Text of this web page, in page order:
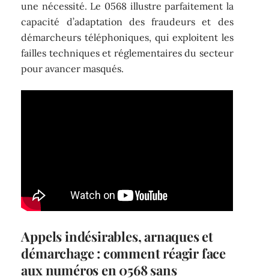
une nécessité. Le 0568 illustre parfaitement la
capacité d’adaptation des fraudeurs et des
démarcheurs téléphoniques, qui exploitent les
failles techniques et réglementaires du secteur
pour avancer masqués.
Appels indésirables, arnaques et
démarchage : comment réagir face
aux numéros en 0568 sans